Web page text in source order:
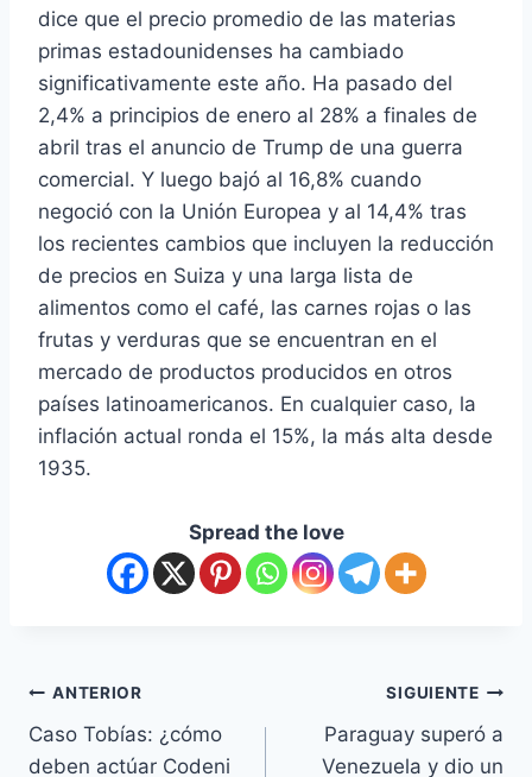
dice que el precio promedio de las materias
primas estadounidenses ha cambiado
significativamente este año. Ha pasado del
2,4% a principios de enero al 28% a finales de
abril tras el anuncio de Trump de una guerra
comercial. Y luego bajó al 16,8% cuando
negoció con la Unión Europea y al 14,4% tras
los recientes cambios que incluyen la reducción
de precios en Suiza y una larga lista de
alimentos como el café, las carnes rojas o las
frutas y verduras que se encuentran en el
mercado de productos producidos en otros
países latinoamericanos. En cualquier caso, la
inflación actual ronda el 15%, la más alta desde
1935.
Spread the love
ANTERIOR
Caso Tobías: ¿cómo
deben actúar Codeni
SIGUIENTE
Paraguay superó a
Venezuela y dio un